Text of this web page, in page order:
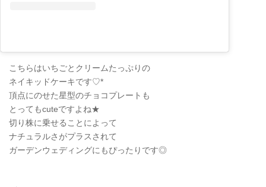
こちらはいちごとクリームたっぷりの
ネイキッドケーキです♡*
頂点にのせた星型のチョコプレートも
とってもcuteですよね★
切り株に乗せることによって
ナチュラルさがプラスされて
ガーデンウェディングにもぴったりです◎